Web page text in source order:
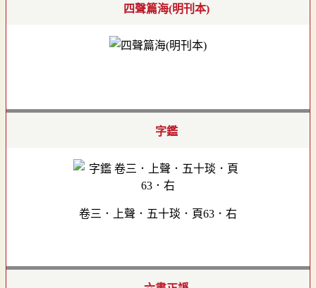
四聲篇海(明刊本)
字鑑
卷三．上聲．五十琰．頁63．右